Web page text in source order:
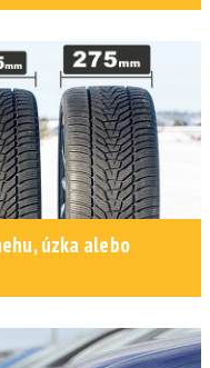
úzka alebo